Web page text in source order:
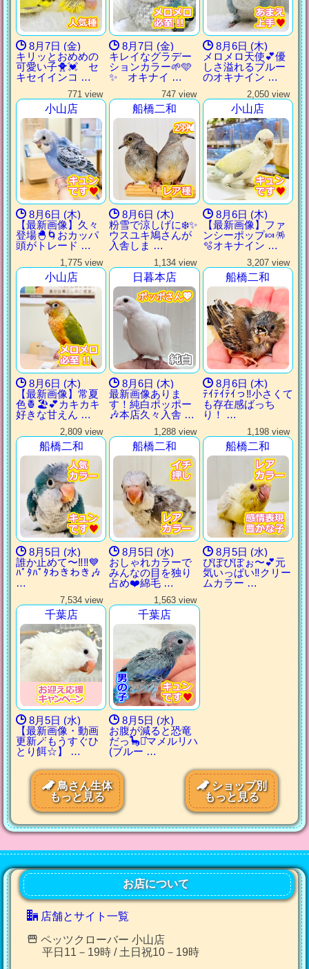
8月7日 (金)
キリッとおめめの
可愛い子🐥💓 セ
キセイインコ …
8月7日 (金)
キレイなグラデー
ションカラー🌱🩵
✨ オキナイ …
8月6日 (木)
メロメロ天使💕優
しさ溢れるブルー
のオキナイン …
771 view
小山店
8月6日 (木)
【最新画像】久々
登場🐣🌀おカッパ
頭がトレード …
747 view
船橋二和
2羽🕊️
2羽🕊️
2羽🕊️
2羽🕊️
8月6日 (木)
粉雪で涼しげに❄️✨
ウスユキ鳩さんが
入舎しま …
2,050 view
小山店
8月6日 (木)
【最新画像】ファ
ンシーポップ🍬🪅
🫧オキナイン …
1,775 view
小山店
8月6日 (木)
【最新画像】常夏
色🍍🏖💕カキカキ
好きな甘えん …
1,134 view
日暮本店
ポッポさん💖
ポッポさん💖
ポッポさん💖
ポッポさん💖
8月6日 (木)
最新画像ありま
す！純白ポッポー
🎶本店久々入舎 …
3,207 view
船橋二和
8月6日 (木)
ﾃｲﾃｲﾃｲっ‼︎小さくて
も存在感ばっち
り！ …
2,809 view
船橋二和
8月5日 (水)
誰か止めて〜‼︎‼︎💙
ﾊﾟﾀﾊﾟﾀわきわき🎶
…
1,288 view
船橋二和
8月5日 (水)
おしゃれカラーで
みんなの目を独り
占め❤️綿毛 …
1,198 view
船橋二和
8月5日 (水)
ぴぽぴぽぉ〜💕元
気いっぱい‼︎クリー
ムカラー …
7,534 view
千葉店
8月5日 (水)
【最新画像・動画
更新🪄もうすぐひ
とり餌‪☆】 …
1,563 view
千葉店
8月5日 (水)
お腹が減ると恐竜
だっ🦕⋆͛マメルリハ
(ブルー …
鳥さん生体
もっと見る
ショップ別
もっと見る
お店について
店舗とサイト一覧
ペッツクローバー 小山店
平日11－19時 / 土日祝10－19時